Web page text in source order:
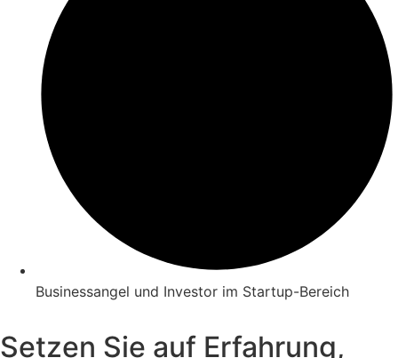
Businessangel und Investor im Startup-Bereich
Setzen Sie auf Erfahrung,